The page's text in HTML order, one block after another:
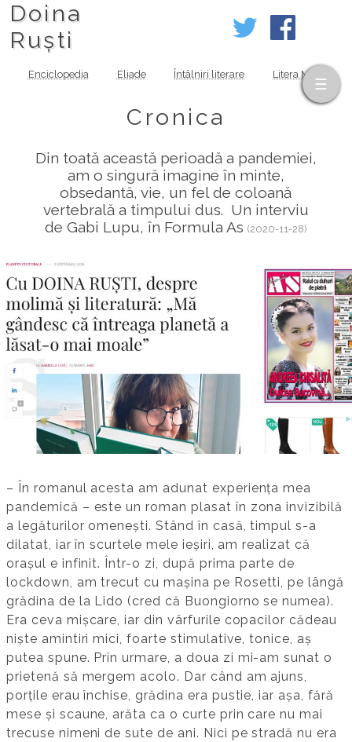
Doina
Ruști
Enciclopedia Eliade Întâlniri literare Litera MOV
Cronica
Din toată această perioadă a pandemiei,
am o singură imagine în minte,
obsedantă, vie, un fel de coloană
vertebrală a timpului dus. Un interviu
de Gabi Lupu, în Formula As (2020-11-28)
– În romanul acesta am adunat experiența mea
pandemică – este un roman plasat în zona invi­zi­bilă
a legăturilor omenești. Stând în casă, timpul s-a
dilatat, iar în scurtele mele ie­șiri, am realizat că
orașul e in­finit. Într-o zi, după prima parte de
lockdown, am trecut cu mașina pe Rosetti, pe lângă
grădina de la Lido (cred că Buongiorno se numea).
Era ceva mișcare, iar din vârfurile copacilor cădeau
niște amintiri mici, foarte stimulative, tonice, aș
putea spune. Prin urmare, a doua zi mi-am sunat o
prie­tenă să mergem acolo. Dar când am ajuns,
porțile erau închise, gră­dina era pustie, iar așa, fără
mese și scaune, arăta ca o curte prin care nu mai
trecuse nimeni de sute de ani. Nici pe stradă nu era